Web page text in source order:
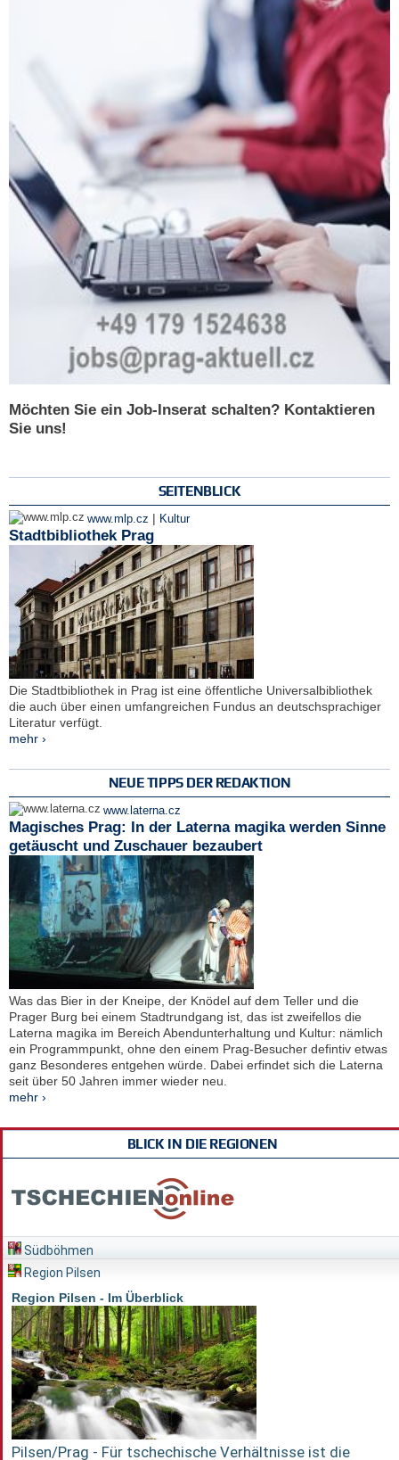
Möchten Sie ein Job-Inserat schalten? Kontaktieren
Sie uns!
SEITENBLICK
www.mlp.cz | Kultur
Stadtbibliothek Prag
Die Stadtbibliothek in Prag ist eine öffentliche Universalbibliothek
die auch über einen umfangreichen Fundus an deutschsprachiger
Literatur verfügt.
mehr ›
NEUE TIPPS DER REDAKTION
www.laterna.cz
Magisches Prag: In der Laterna magika werden Sinne
getäuscht und Zuschauer bezaubert
Was das Bier in der Kneipe, der Knödel auf dem Teller und die
Prager Burg bei einem Stadtrundgang ist, das ist zweifellos die
Laterna magika im Bereich Abendunterhaltung und Kultur: nämlich
ein Programmpunkt, ohne den einem Prag-Besucher defintiv etwas
ganz Besonderes entgehen würde. Dabei erfindet sich die Laterna
seit über 50 Jahren immer wieder neu.
mehr ›
BLICK IN DIE REGIONEN
Südböhmen
Region Pilsen
Region Pilsen - Im Überblick
Pilsen/Prag - Für tschechische Verhältnisse ist die